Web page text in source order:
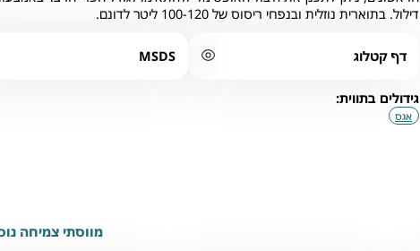
דילול. בתוארית נוזלית ובנפחי ריסוס של 100-120 ליטר לדונם.
דף קטלוג MSDS
גידולים בתווית:
אגס
מווסתי צמיחה